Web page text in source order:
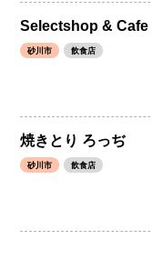
Selectshop & Cafe
砂川市 飲食店
焼きとり ろっぢ
砂川市 飲食店